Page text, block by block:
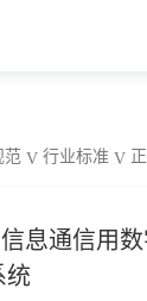
范 行业标准
息通信用
统